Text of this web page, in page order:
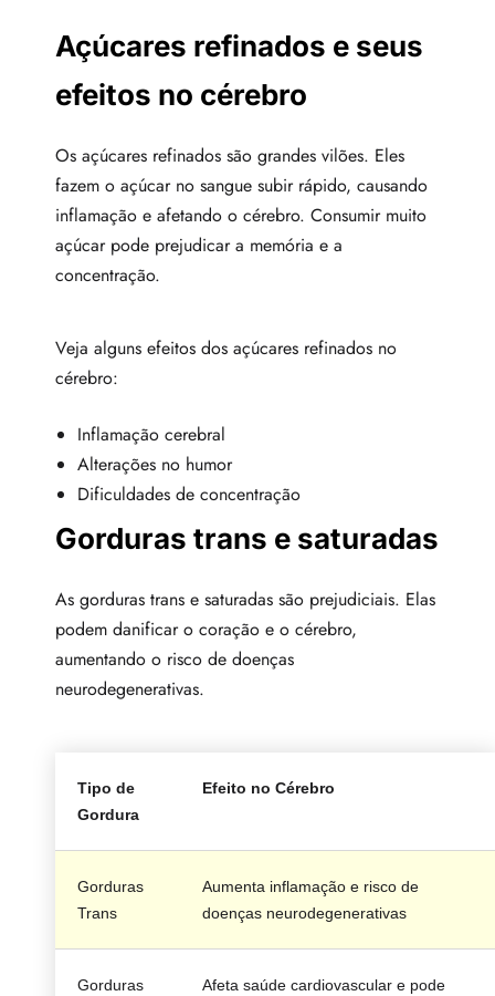
Açúcares refinados e seus
efeitos no cérebro
Os açúcares refinados são grandes vilões. Eles
fazem o açúcar no sangue subir rápido, causando
inflamação e afetando o cérebro. Consumir muito
açúcar pode prejudicar a memória e a
concentração.
Veja alguns efeitos dos açúcares refinados no
cérebro:
Inflamação cerebral
Alterações no humor
Dificuldades de concentração
Gorduras trans e saturadas
As gorduras trans e saturadas são prejudiciais. Elas
podem danificar o coração e o cérebro,
aumentando o risco de doenças
neurodegenerativas.
Tipo de
Gordura
Efeito no Cérebro
Gorduras
Trans
Aumenta inflamação e risco de
doenças neurodegenerativas
Gorduras
Afeta saúde cardiovascular e pode